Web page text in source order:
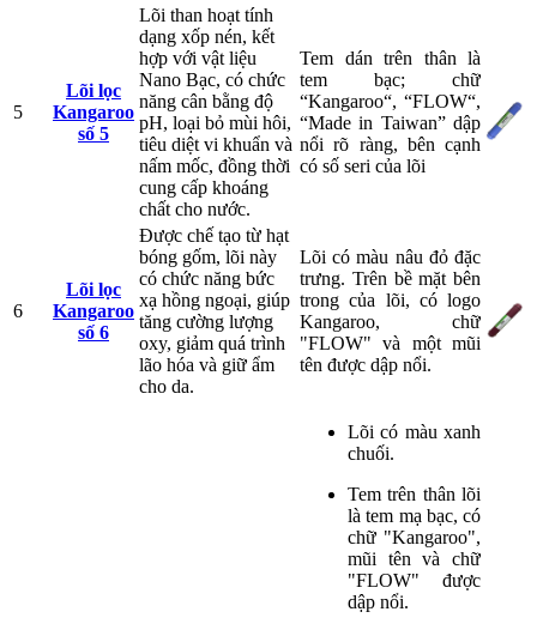
5
Lõi lọc
Kangaroo
số 5
Lõi than hoạt tính
dạng xốp nén, kết
hợp với vật liệu
Nano Bạc, có chức
năng cân bằng độ
pH, loại bỏ mùi hôi,
tiêu diệt vi khuẩn và
nấm mốc, đồng thời
cung cấp khoáng
chất cho nước.
Tem dán trên thân là
tem bạc; chữ
“Kangaroo“, “FLOW“,
“Made in Taiwan” dập
nổi rõ ràng, bên cạnh
có số seri của lõi
6
Lõi lọc
Kangaroo
số 6
Được chế tạo từ hạt
bóng gốm, lõi này
có chức năng bức
xạ hồng ngoại, giúp
tăng cường lượng
oxy, giảm quá trình
lão hóa và giữ ẩm
cho da.
Lõi có màu nâu đỏ đặc
trưng. Trên bề mặt bên
trong của lõi, có logo
Kangaroo, chữ
"FLOW" và một mũi
tên được dập nổi.
Lõi có màu xanh
chuối.
Tem trên thân lõi
là tem mạ bạc, có
chữ "Kangaroo",
mũi tên và chữ
"FLOW" được
dập nổi.